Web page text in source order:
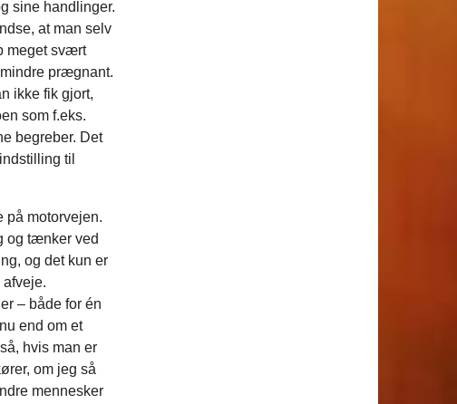
sine handlinger.
at man selv
meget svært
prægnant.
ikke fik gjort,
som f.eks.
begreber. Det
til
på motorvejen.
og tænker ved
og det kun er
afveje.
– både for én
end om et
hvis man er
om jeg så
mennesker